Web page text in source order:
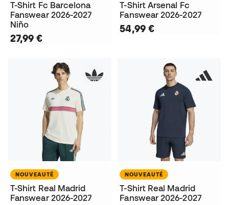
T-Shirt Fc Barcelona
Fanswear 2026-2027
Niño
27,99 €
T-Shirt Arsenal Fc
Fanswear 2026-2027
54,99 €
NOUVEAUTÉ
T-Shirt Real Madrid
Fanswear 2026-2027
NOUVEAUTÉ
T-Shirt Real Madrid
Fanswear 2026-2027